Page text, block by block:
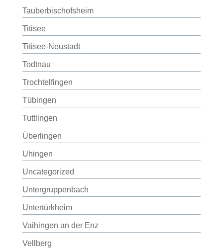
Tauberbischofsheim
Titisee
Titisee-Neustadt
Todtnau
Trochtelfingen
Tübingen
Tuttlingen
Überlingen
Uhingen
Uncategorized
Untergruppenbach
Untertürkheim
Vaihingen an der Enz
Vellberg